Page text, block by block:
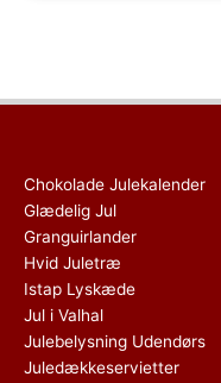
Chokolade Julekalender
Glædelig Jul
Granguirlander
Hvid Juletræ
Istap Lyskæde
Jul i Valhal
Julebelysning Udendørs
Juledækkeservietter